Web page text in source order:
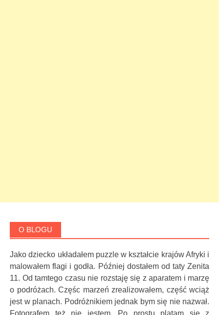
O BLOGU
Jako dziecko układałem puzzle w kształcie krajów Afryki i
malowałem flagi i godła. Później dostałem od taty Zenita
11. Od tamtego czasu nie rozstaję się z aparatem i marzę
o podróżach. Częśc marzeń zrealizowałem, część wciąż
jest w planach. Podróżnikiem jednak bym się nie nazwał.
Fotografem też nie jestem. Po prostu plątam się z